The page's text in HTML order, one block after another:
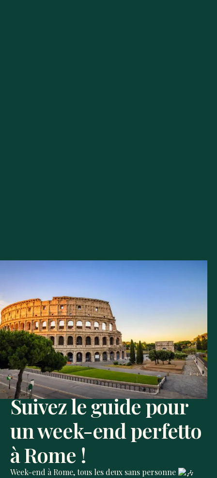
Suivez le guide pour
un week-end perfetto
à Rome !
Week-end à Rome, tous les deux sans personne